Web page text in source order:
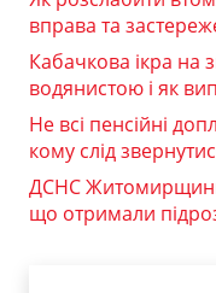
вправа та
Кабачкова ікра на
водянистою і як
Не всі пенсійні
кому слід
ДСНС
що отримали